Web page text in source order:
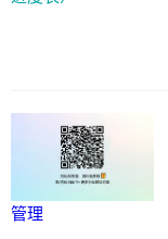
管理